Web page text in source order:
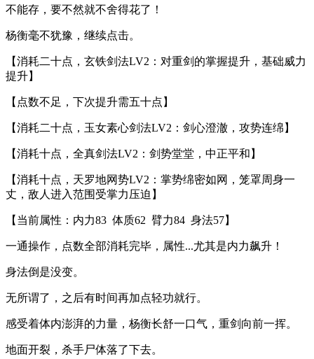
不能存，要不然就不舍得花了！
杨衡毫不犹豫，继续点击。
【消耗二十点，玄铁剑法LV2：对重剑的掌握提升，基础威力
提升】
【点数不足，下次提升需五十点】
【消耗二十点，玉女素心剑法LV2：剑心澄澈，攻势连绵】
【消耗十点，全真剑法LV2：剑势堂堂，中正平和】
【消耗十点，天罗地网势LV2：掌势绵密如网，笼罩周身一
丈，敌人进入范围受掌力压迫】
【当前属性：内力83 体质62 臂力84 身法57】
一通操作，点数全部消耗完毕，属性...尤其是内力飙升！
身法倒是没变。
无所谓了，之后有时间再加点轻功就行。
感受着体内澎湃的力量，杨衡长舒一口气，重剑向前一挥。
地面开裂，杀手尸体落了下去。